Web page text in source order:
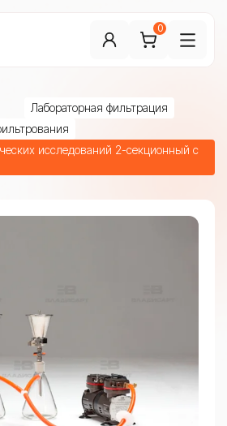
0
Лабораторная фильтрация
исследований 2-секционный с